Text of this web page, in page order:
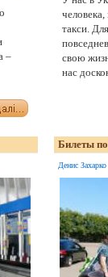
–
такси.
свою
нас
Билеты
Денис Захарко